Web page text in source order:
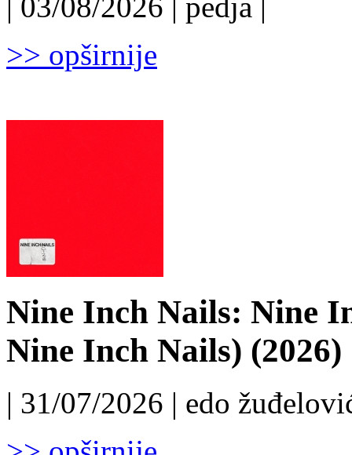
>> opširnije
Nine Inch Nails: Nine
Nine Inch Nails) (2026)
| 31/07/2026 | edo